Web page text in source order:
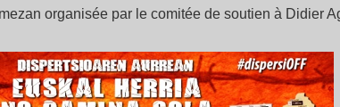
organisée par le comitée de soutien à Didier